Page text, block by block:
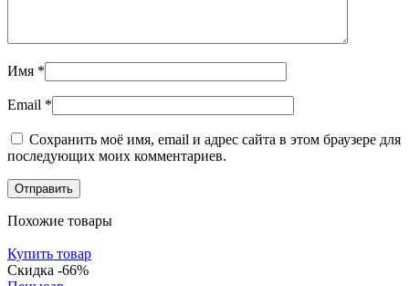
Имя *
Email *
Сохранить моё имя, email и адрес сайта в этом браузере для
последующих моих комментариев.
Похожие товары
Купить товар
Скидка -66%